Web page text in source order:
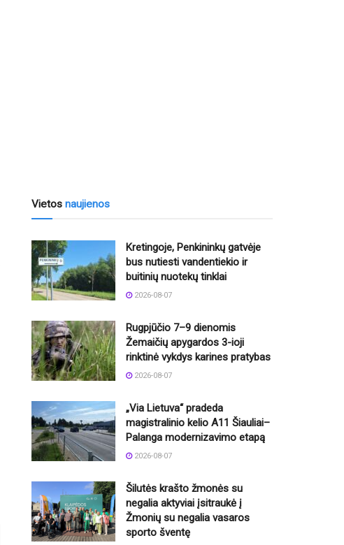
Vietos naujienos
Kretingoje, Penkininkų gatvėje
bus nutiesti vandentiekio ir
buitinių nuotekų tinklai
2026-08-07
Rugpjūčio 7–9 dienomis
Žemaičių apygardos 3-ioji
rinktinė vykdys karines pratybas
2026-08-07
„Via Lietuva“ pradeda
magistralinio kelio A11 Šiauliai–
Palanga modernizavimo etapą
2026-08-07
Šilutės krašto žmonės su
negalia aktyviai įsitraukė į
Žmonių su negalia vasaros
sporto šventę